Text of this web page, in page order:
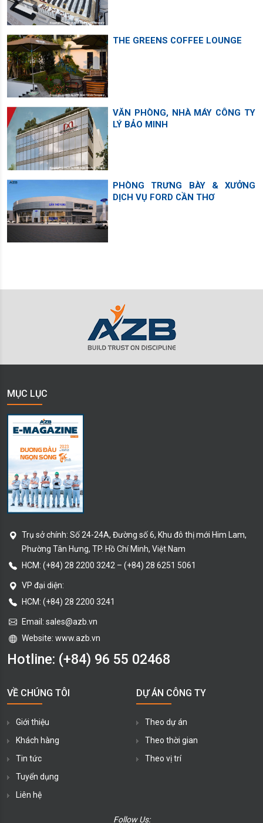
THE GREENS COFFEE LOUNGE
VĂN PHÒNG, NHÀ MÁY CÔNG TY
LÝ BẢO MINH
PHÒNG TRƯNG BÀY & XƯỞNG
DỊCH VỤ FORD CẦN THƠ
MỤC LỤC
Trụ sở chính: Số 24-24A, Đường số 6, Khu đô thị mới Him Lam,
Phường Tân Hưng, TP. Hồ Chí Minh, Việt Nam
HCM: (+84) 28 2200 3242 – (+84) 28 6251 5061
VP đại diện:
HCM: (+84) 28 2200 3241
Email: sales@azb.vn
Website: www.azb.vn
Hotline: (+84) 96 55 02468
VỀ CHÚNG TÔI
Giới thiệu
Khách hàng
Tin tức
Tuyển dụng
Liên hệ
DỰ ÁN CÔNG TY
Theo dự án
Theo thời gian
Theo vị trí
Follow Us: